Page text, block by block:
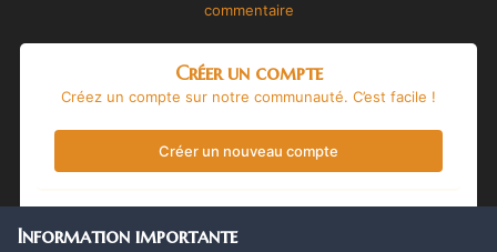
commentaire
Créer un compte
Créez un compte sur notre communauté. C’est facile !
Créer un nouveau compte
Vous avez déjà un compte ? Connectez-vous ici.
Information importante